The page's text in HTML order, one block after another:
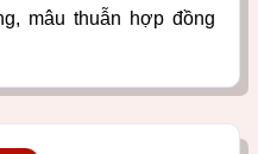
mâu thuẫn hợp đồng